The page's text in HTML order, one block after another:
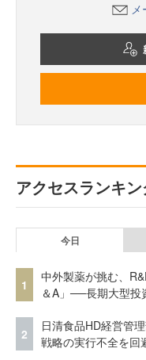
アクセスランキ
今日
1
中外製薬が挑む、
＆A」──長期大型投
2
日清食品HD経営管
戦略の実行不全を回